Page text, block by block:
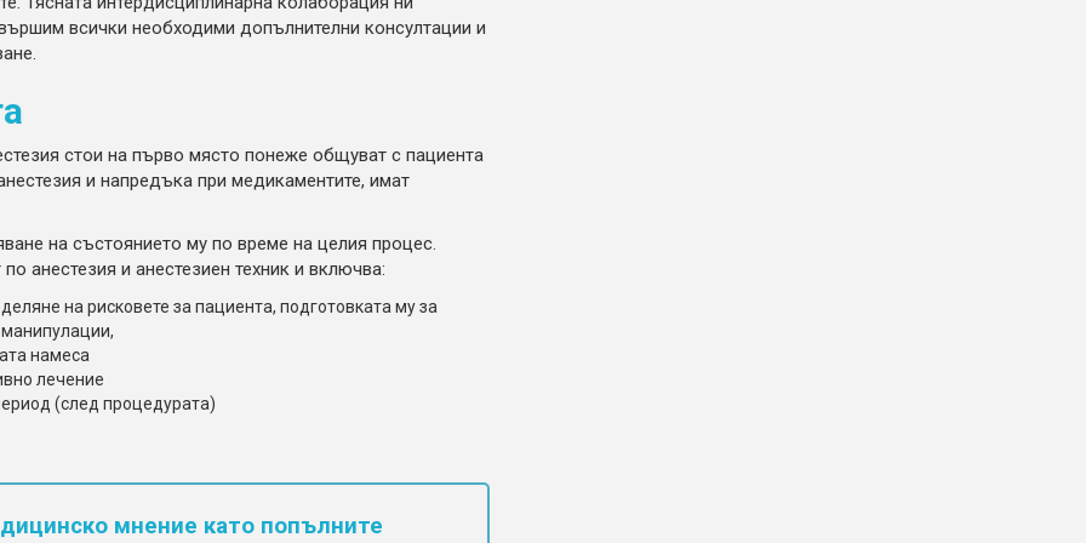
всички необходими допълнителни консултации и
стои на първо място понеже общуват с пациента
и напредъка при медикаментите, имат
на състоянието му по време на целия процес.
анестезия и анестезиен техник и включва:
на рисковете за пациента, подготовката му за
намеса
лечение
(след процедурата)
мнение като попълните